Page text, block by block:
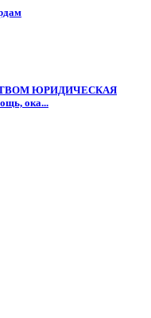
ЮРИДИЧЕСКАЯ
ока...